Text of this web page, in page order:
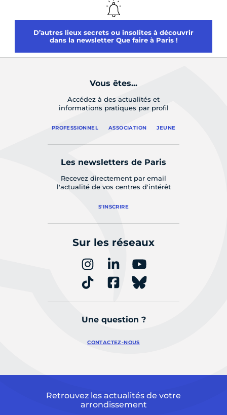
D’autres lieux secrets ou insolites à découvrir
dans la newsletter Que faire à Paris !
Vous êtes...
Accédez à des actualités et
informations pratiques par profil
PROFESSIONNEL ASSOCIATION JEUNE
Les newsletters de Paris
Recevez directement par email
l'actualité de vos centres d'intérêt
S'INSCRIRE
Sur les réseaux
Une question ?
CONTACTEZ-NOUS
Retrouvez les actualités de votre
arrondissement